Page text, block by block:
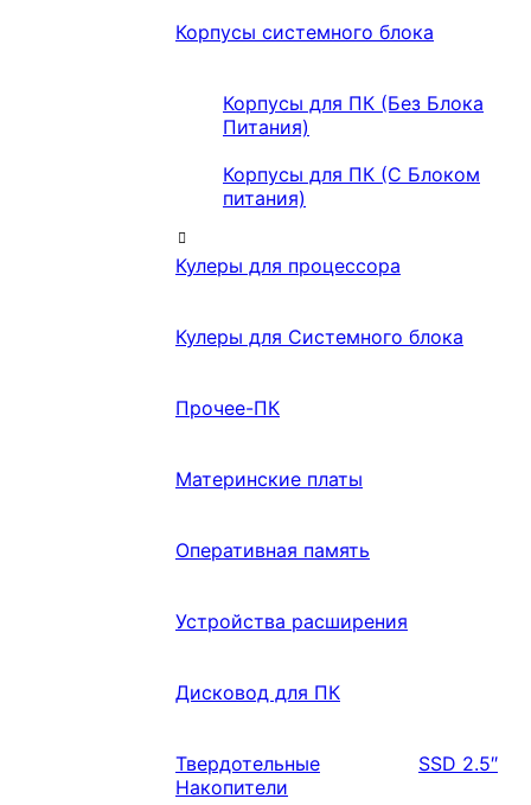
Корпусы системного блока
Корпусы для ПК (Без Блока
Питания)
Корпусы для ПК (С Блоком
питания)
Кулеры для процессора
Кулеры для Системного блока
Прочее-ПК
Материнские платы
Оперативная память
Устройства расширения
Дисковод для ПК
Твердотельные
Накопители
SSD 2.5″